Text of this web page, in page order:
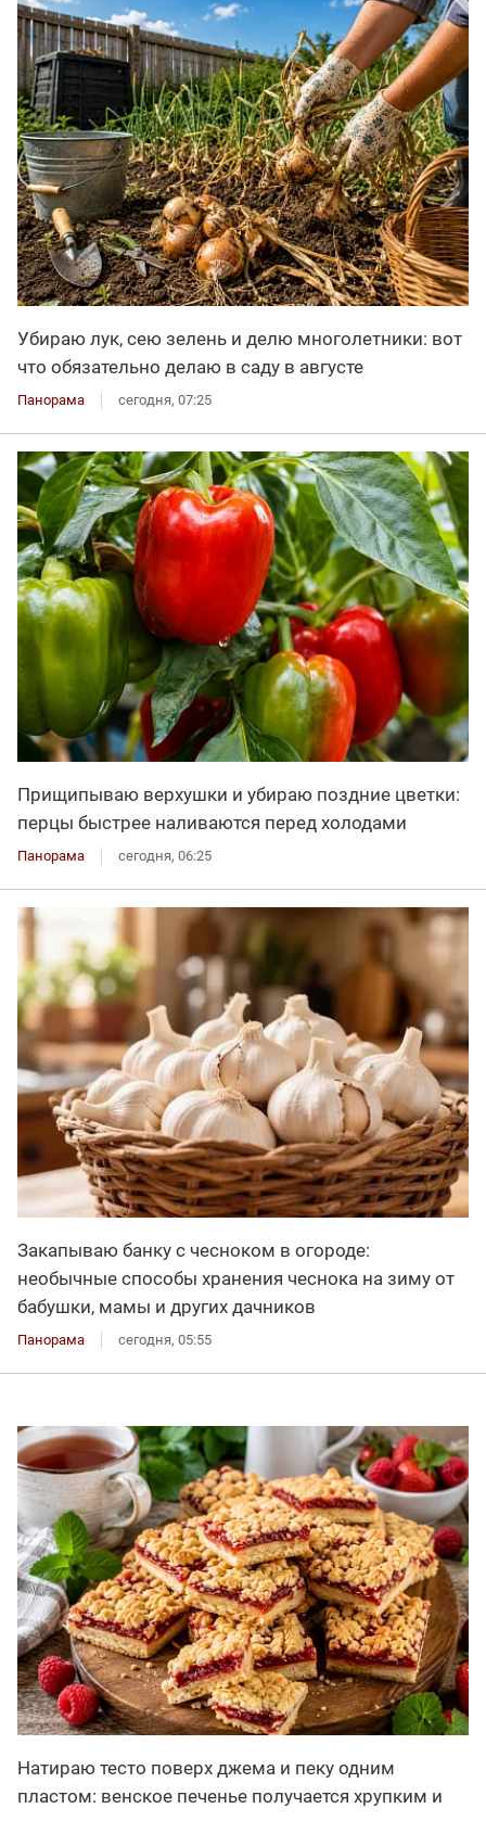
Убираю лук, сею зелень и делю многолетники: вот
что обязательно делаю в саду в августе
Панорама сегодня, 07:25
Прищипываю верхушки и убираю поздние цветки:
перцы быстрее наливаются перед холодами
Панорама сегодня, 06:25
Закапываю банку с чесноком в огороде:
необычные способы хранения чеснока на зиму от
бабушки, мамы и других дачников
Панорама сегодня, 05:55
Натираю тесто поверх джема и пеку одним
пластом: венское печенье получается хрупким и